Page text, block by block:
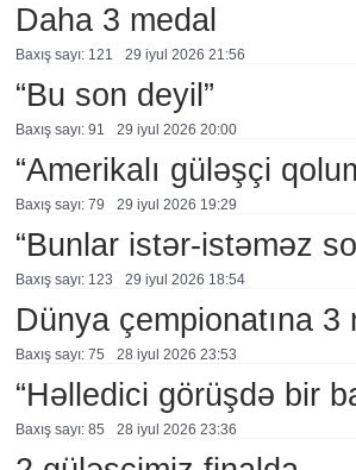
Daha 3 medal
Baxış sayı: 121 29 i̇yul 2026 21:56
“Bu son deyil”
Baxış sayı: 91 29 i̇yul 2026 20:00
“Amerikalı güləşçi
Baxış sayı: 79 29 i̇yul 2026 19:29
“Bunlar istər-istəməz
Baxış sayı: 123 29 i̇yul 2026 18:54
Dünya çempionatına 3
Baxış sayı: 75 28 i̇yul 2026 23:53
“Həlledici görüşdə bir
Baxış sayı: 85 28 i̇yul 2026 23:36